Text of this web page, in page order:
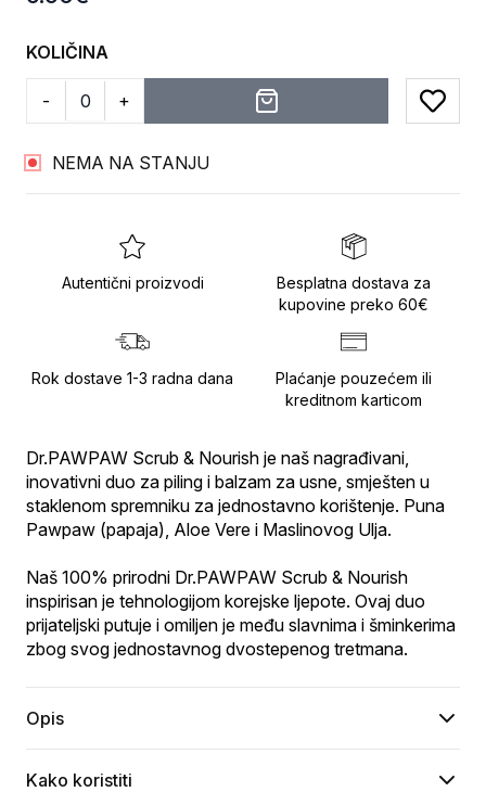
KOLIČINA
- +
Add
NEMA NA STANJU
Autentični proizvodi
Besplatna dostava za
kupovine preko 60€
Rok dostave 1-3 radna dana
Plaćanje pouzećem ili
kreditnom karticom
Dr.PAWPAW Scrub & Nourish je naš nagrađivani,
inovativni duo za piling i balzam za usne, smješten u
staklenom spremniku za jednostavno korištenje. Puna
Pawpaw (papaja), Aloe Vere i Maslinovog Ulja.
Naš 100% prirodni Dr.PAWPAW Scrub & Nourish
inspirisan je tehnologijom korejske ljepote. Ovaj duo
prijateljski putuje i omiljen je među slavnima i šminkerima
zbog svog jednostavnog dvostepenog tretmana.
Opis
Kako koristiti